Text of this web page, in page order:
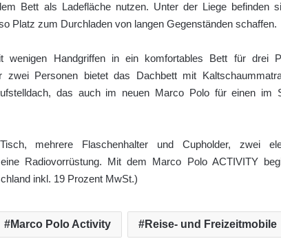
Bett als Ladefläche nutzen. Unter der Liege befinden
Platz zum Durchladen von langen Gegenständen schaffen.
Handgriffen in ein kom­fortables Bett für drei
zwei Personen bietet das Dachbett mit
das auch im neuen Marco Polo für einen im
mehrere Flaschenhalter und Cupholder, zwei
Radiovorrüstung. Mit dem Marco Polo ACTIVITY
inkl. 19 Prozent MwSt.)
Marco Polo Activity Reise- und Freizeitmobile